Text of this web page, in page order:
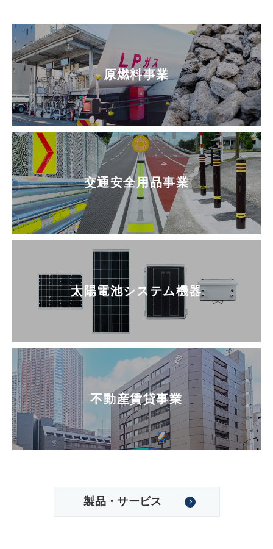
原燃料事業
交通安全用品事業
太陽電池システム機器
不動産賃貸事業
製品・サービス